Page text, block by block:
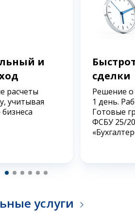
и
расчеты
учитывая
сделки
Решение
1 день.
Готовые
ФСБУ 25/
услуги